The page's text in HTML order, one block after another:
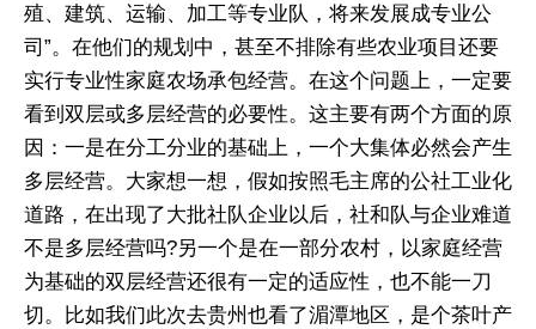
殖、建筑、运输、加工等专业队，将来发展成专业公
司”。在他们的规划中，甚至不排除有些农业项目还要
实行专业性家庭农场承包经营。在这个问题上，一定要
看到双层或多层经营的必要性。这主要有两个方面的原
因：一是在分工分业的基础上，一个大集体必然会产生
多层经营。大家想一想，假如按照毛主席的公社工业化
道路，在出现了大批社队企业以后，社和队与企业难道
不是多层经营吗?另一个是在一部分农村，以家庭经营
为基础的双层经营还很有一定的适应性，也不能一刀
切。比如我们此次去贵州也看了湄潭地区，是个茶叶产